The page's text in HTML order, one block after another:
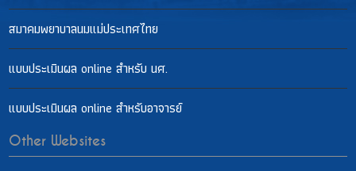
สมาคมพยาบาลนมแม่ประเทศไทย
แบบประเมินผล online สำหรับ นศ.
แบบประเมินผล online สำหรับอาจารย์
Other Websites